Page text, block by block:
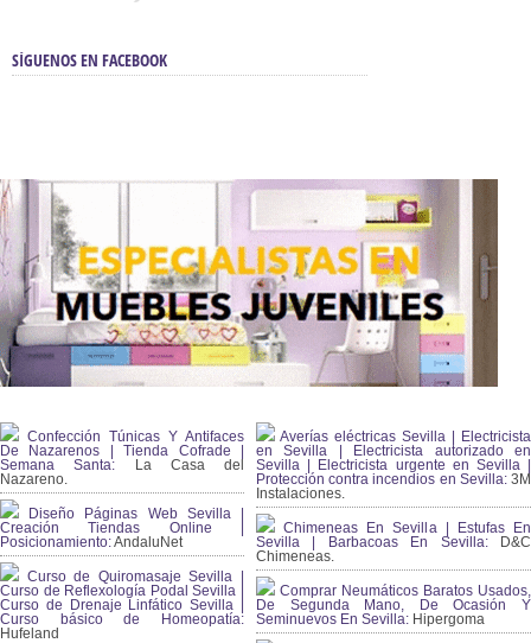
SÍGUENOS EN FACEBOOK
Confección Túnicas Y Antifaces
De Nazarenos | Tienda Cofrade |
Semana Santa: La Casa del
Nazareno.
Diseño Páginas Web Sevilla |
Creación Tiendas Online |
Posicionamiento:AndaluNet
Curso de Quiromasaje Sevilla |
Curso de Reflexología Podal Sevilla |
Curso de Drenaje Linfático Sevilla |
Curso básico de Homeopatía:
Hufeland
Averías eléctricas Sevilla | Electricista
en Sevilla | Electricista autorizado en
Sevilla | Electricista urgente en Sevilla |
Protección contra incendios en Sevilla:3M
Instalaciones.
Chimeneas En Sevilla | Estufas En
Sevilla | Barbacoas En Sevilla:D&C
Chimeneas.
Comprar Neumáticos Baratos Usados,
De Segunda Mano, De Ocasión Y
Seminuevos En Sevilla: Hipergoma